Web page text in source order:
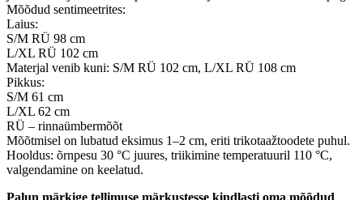
Mõõdud sentimeetrites:
Laius:
S/M RÜ 98 cm
L/XL RÜ 102 cm
Materjal venib kuni: S/M RÜ 102 cm, L/XL RÜ 108 cm
Pikkus:
S/M 61 cm
L/XL 62 cm
RÜ – rinnaümbermõõt
Mõõtmisel on lubatud eksimus 1–2 cm, eriti trikotaažtoodete puhul.
Hooldus: õrnpesu 30 °C juures, triikimine temperatuuril 110 °C,
valgendamine on keelatud.
Palun märkige tellimuse märkustesse kindlasti oma mõõdud